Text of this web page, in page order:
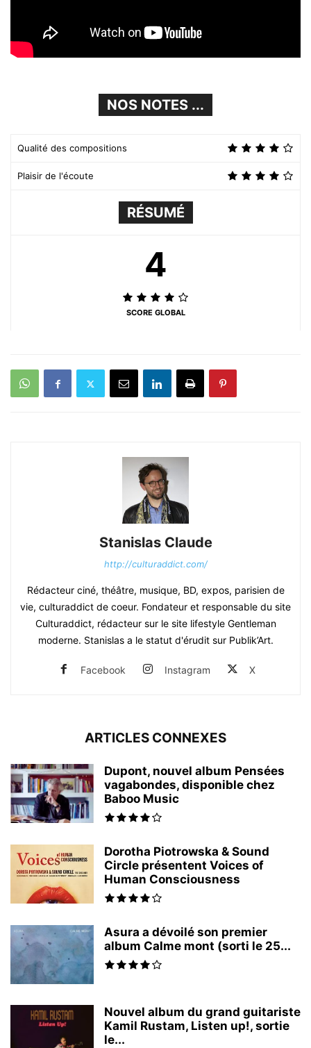
NOS NOTES ...
Qualité des compositions
Plaisir de l'écoute
RÉSUMÉ
4
SCORE GLOBAL
Stanislas Claude
http://culturaddict.com/
Rédacteur ciné, théâtre, musique, BD, expos, parisien de
vie, culturaddict de coeur. Fondateur et responsable du site
Culturaddict, rédacteur sur le site lifestyle Gentleman
moderne. Stanislas a le statut d'érudit sur Publik’Art.
Facebook Instagram X
ARTICLES CONNEXES
Dupont, nouvel album Pensées
vagabondes, disponible chez
Baboo Music
Dorotha Piotrowska & Sound
Circle présentent Voices of
Human Consciousness
Asura a dévoilé son premier
album Calme mont (sorti le 25...
Nouvel album du grand guitariste
Kamil Rustam, Listen up!, sortie
le...